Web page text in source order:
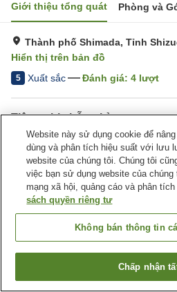
Giới thiệu tổng quát Phòng và
Thành phố Shimada, Tỉnh
Hiển thị trên bản đồ
5 Xuất sắc Đánh giá: 4 lượt
Tiện nghi chỗ nghỉ
Bãi đỗ xe
Trang chủ Nhật Bản Tỉnh Shizuoka
Guesthouse Oinowatashi
Tìm phòng
Website này sử dụng cookie để
dùng và phân tích hiệu suất với lưu
website của chúng tôi. Chúng tôi
việc bạn sử dụng website của
mạng xã hội, quảng cáo và phân
sách quyền riêng tư
Không bán thông tin
Chấp nhận